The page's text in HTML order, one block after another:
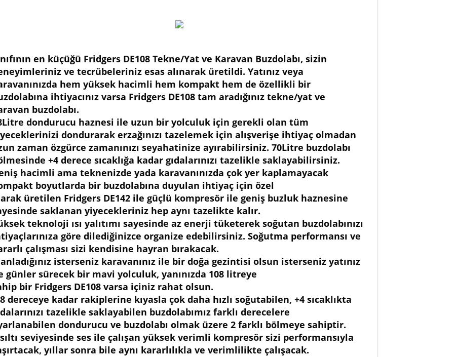
en küçüğü Fridgers DE108 Tekne/Yat ve Karavan Buzdolabı, sizin
ve tecrübeleriniz esas alınarak üretildi. Yatınız veya
hem yüksek hacimli hem kompakt hem de özellikli bir
ihtiyacınız varsa Fridgers DE108 tam aradığınız tekne/yat ve
buzdolabı.
dondurucu haznesi ile uzun bir yolculuk için gerekli olan tüm
dondurarak erzağınızı tazelemek için alışverişe ihtiyaç olmadan
zaman özgürce zamanınızı seyahatinize ayırabilirsiniz. 70Litre buzdolabı
+4 derece sıcaklığa kadar gıdalarınızı tazelikle saklayabilirsiniz.
hacimli ama teknenizde yada karavanınızda çok yer kaplamayacak
boyutlarda bir buzdolabına duyulan ihtiyaç için özel
üretilen Fridgers DE142 ile güçlü kompresör ile geniş buzluk haznesine
saklanan yiyecekleriniz hep aynı tazelikte kalır.
teknoloji ısı yalıtımı sayesinde az enerji tüketerek soğutan buzdolabınızı
göre dilediğinizce organize edebilirsiniz. Soğutma performansı ve
çalışması sizi kendisine hayran bırakacak.
isterseniz karavanınız ile bir doğa gezintisi olsun isterseniz yatınız
günler sürecek bir mavi yolculuk, yanınızda 108 litreye
bir Fridgers DE108 varsa içiniz rahat olsun.
dereceye kadar rakiplerine kıyasla çok daha hızlı soğutabilen, +4 sıcaklıkta
tazelikle saklayabilen buzdolabımız farklı derecelere
dondurucu ve buzdolabı olmak üzere 2 farklı bölmeye sahiptir.
seviyesinde ses ile çalışan yüksek verimli kompresör sizi performansıyla
yıllar sonra bile aynı kararlılıkla ve verimlilikte çalışacak.